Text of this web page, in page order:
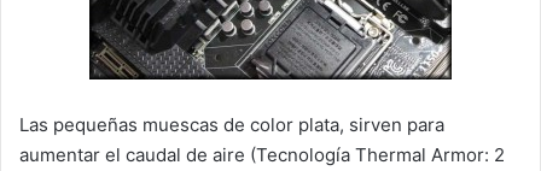
Las pequeñas muescas de color plata, sirven para
aumentar el caudal de aire (Tecnología Thermal Armor: 2